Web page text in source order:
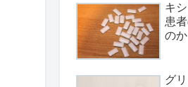
キ
患
のか
グ